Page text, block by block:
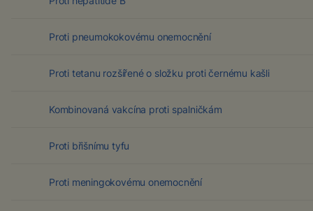
Proti pneumokokovému onemocnění
Proti tetanu rozšířené o složku proti černému kašli
Kombinovaná vakcína proti spalničkám
Proti břišnímu tyfu
Proti meningokovému onemocnění